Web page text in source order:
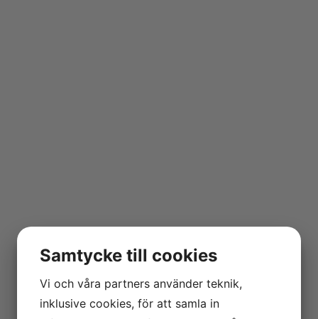
Samtycke till cookies
Vi och våra partners använder teknik,
inklusive cookies, för att samla in